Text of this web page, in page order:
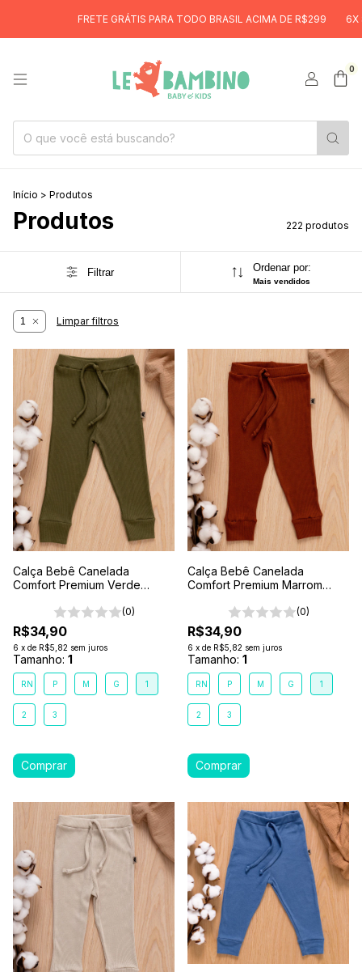
GRÁTIS PARA TODO BRASIL ACIMA DE R$299 6X SEM JUROS
0
Início > Produtos
Produtos 222 produtos
Filtrar Ordenar por:
Mais vendidos
1 Limpar filtros
Calça Bebê Canelada
Comfort Premium Verde
(0)
R$34,90
6 x de R$5,82 sem juros
Tamanho: 1
RN P M G 1
2 3
Calça Bebê Canelada
Comfort Premium Marrom
(0)
R$34,90
6 x de R$5,82 sem juros
Tamanho: 1
RN P M G 1
2 3